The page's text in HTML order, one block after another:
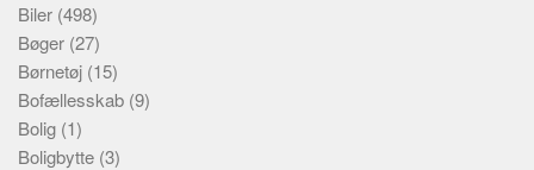
Biler (498)
Bøger (27)
Børnetøj (15)
Bofællesskab (9)
Bolig (1)
Boligbytte (3)